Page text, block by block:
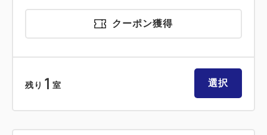
クーポン獲得
残り 1 室 選択